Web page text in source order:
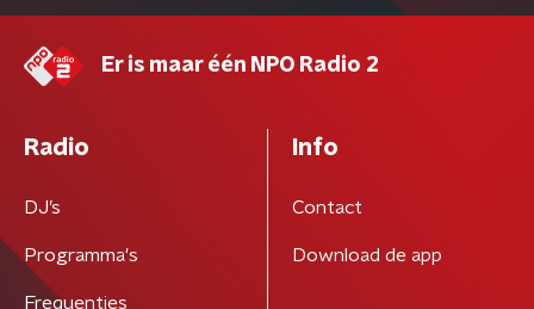
Er is maar één NPO Radio 2
Radio
DJ’s
Programma's
Frequenties
Info
Contact
Download de app